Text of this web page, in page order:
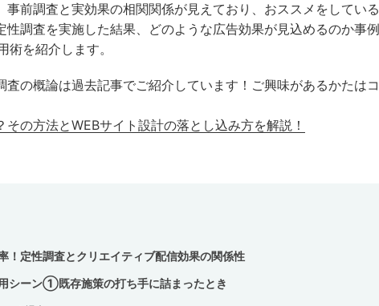
事前調査と実効果の相関関係が見えており、おススメをしている
性調査を実施した結果、どのような広告効果が見込めるのか事
術を紹介します。
の概論は過去記事でご紹介しています！ご興味があるかたは
その方法とWEBサイト設計の落とし込み方を解説！
！定性調査とクリエイティブ配信効果の関係性
シーン①既存施策の打ち手に詰まったとき